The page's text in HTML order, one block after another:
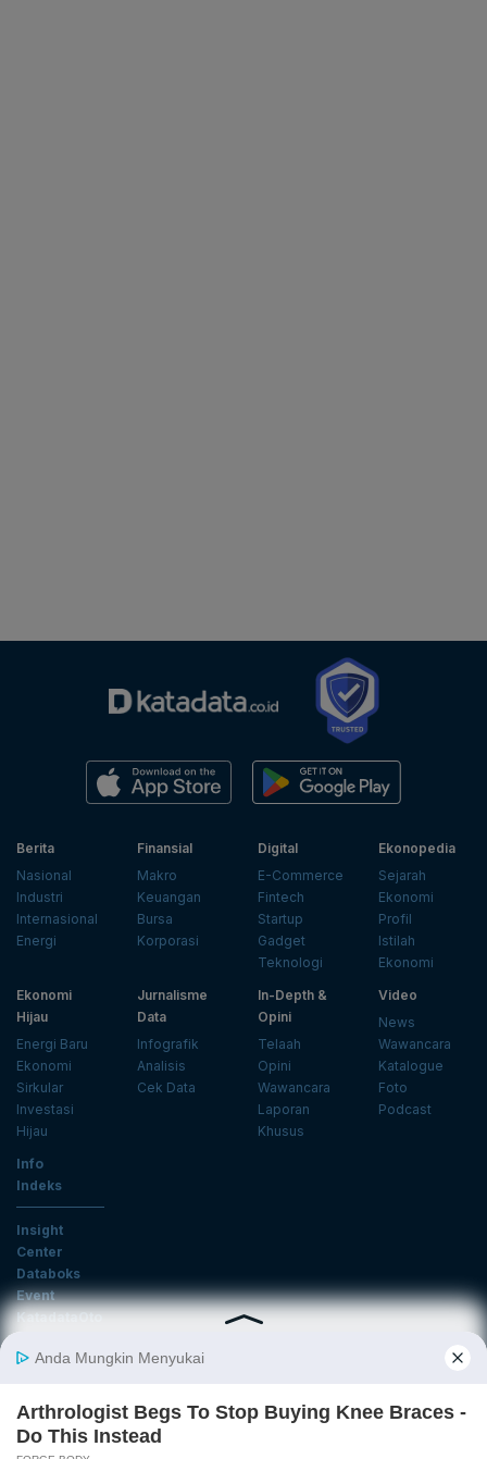
Berita
Nasional
Industri
Internasional
Energi
Finansial
Makro
Keuangan
Bursa
Korporasi
Digital
E-Commerce
Fintech
Startup
Gadget
Teknologi
Ekonopedia
Sejarah
Ekonomi
Profil
Istilah
Ekonomi
Ekonomi
Hijau
Energi Baru
Ekonomi
Sirkular
Investasi
Hijau
Jurnalisme
Data
Infografik
Analisis
Cek Data
In-Depth &
Opini
Telaah
Opini
Wawancara
Laporan
Khusus
Video
News
Wawancara
Katalogue
Foto
Podcast
Info
Indeks
Insight
Center
Databoks
Event
KatadataOto
Email
Daftar